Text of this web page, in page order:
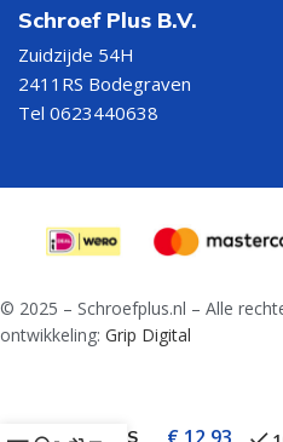
Schroef Plus B.V.
Zuidzijde 54H
2411RS Bodegraven
Tel 0623440638
© 2025 – Schroefplus.nl – Alle
ontwikkeling: Grip Digital
80/40 S
€ 12,93